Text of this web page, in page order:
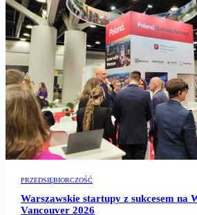
PRZEDSIĘBIORCZOŚĆ
Warszawskie startupy z sukcesem na
Vancouver 2026